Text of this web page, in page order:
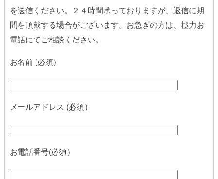
を送信ください。２４時間承っておりますが、返信に期
間を頂戴する場合がございます。お急ぎの方は、極力お
電話にてご相談ください。
お名前 (必須）
メールアドレス (必須）
お電話番号(必須）